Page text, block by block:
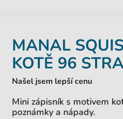
MANAL
KOTĚ 96
Našel jsem lepší cenu
Mini zápisník s motivem
poznámky a nápady.